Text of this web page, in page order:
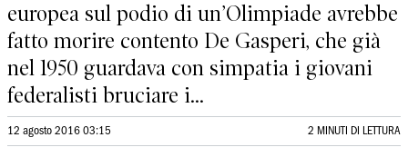
europea sul podio di un’Olimpiade avrebbe
fatto morire contento De Gasperi, che già
nel 1950 guardava con simpatia i giovani
federalisti bruciare i...
12 agosto 2016 03:15 2 MINUTI DI LETTURA